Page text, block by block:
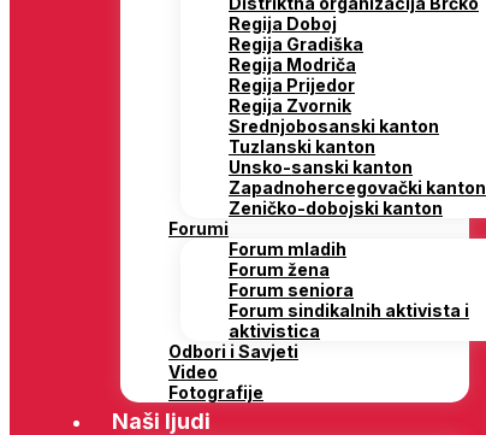
Regija Doboj
Regija Gradiška
Regija Modriča
Regija Prijedor
Regija Zvornik
Srednjobosanski kanton
Tuzlanski kanton
Unsko-sanski kanton
Zapadnohercegovački kanton
Zeničko-dobojski kanton
Forumi
Forum mladih
Forum žena
Forum seniora
Forum sindikalnih aktivista i
aktivistica
Odbori i Savjeti
Video
Fotografije
Naši ljudi